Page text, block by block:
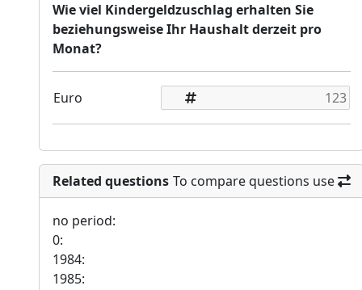
Wie viel Kindergeldzuschlag erhalten Sie
beziehungsweise Ihr Haushalt derzeit pro
Monat?
Euro
Related questions To compare questions use
no period:
0:
1984:
1985: